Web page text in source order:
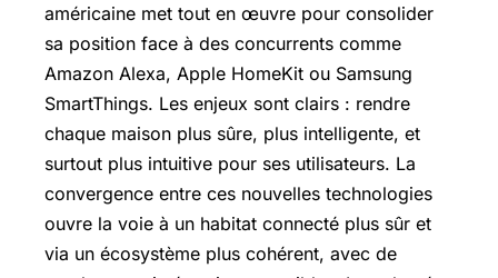
américaine met tout en œuvre pour consolider
sa position face à des concurrents comme
Amazon Alexa, Apple HomeKit ou Samsung
SmartThings. Les enjeux sont clairs : rendre
chaque maison plus sûre, plus intelligente, et
surtout plus intuitive pour ses utilisateurs. La
convergence entre ces nouvelles technologies
ouvre la voie à un habitat connecté plus sûr et
via un écosystème plus cohérent, avec de